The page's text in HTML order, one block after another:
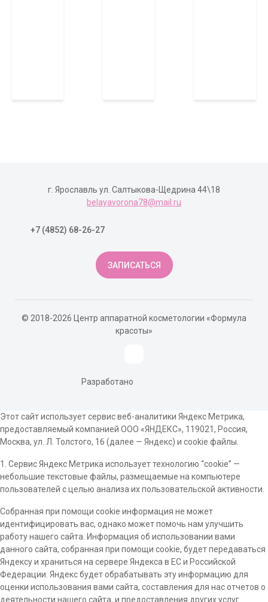
г. Ярославль ул. Салтыкова-Щедрина 44\18
belayavorona78@mail.ru
+7 (4852) 68-26-27
ЗАПИСАТЬСЯ
© 2018-2026 Центр аппаратной косметологии «Формула
красоты»
Разработано
Этот сайт использует сервис веб-аналитики Яндекс Метрика,
предоставляемый компанией ООО «ЯНДЕКС», 119021, Россия,
Москва, ул. Л. Толстого, 16 (далее — Яндекс) и cookie файлы.
1. Сервис Яндекс Метрика использует технологию “cookie” —
небольшие текстовые файлы, размещаемые на компьютере
пользователей с целью анализа их пользовательской активности.
Собранная при помощи cookie информация не может
идентифицировать вас, однако может помочь нам улучшить
работу нашего сайта. Информация об использовании вами
данного сайта, собранная при помощи cookie, будет передаваться
Яндексу и храниться на сервере Яндекса в ЕС и Российской
Федерации. Яндекс будет обрабатывать эту информацию для
оценки использования вами сайта, составления для нас отчетов о
деятельности нашего сайта, и предоставления других услуг.